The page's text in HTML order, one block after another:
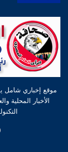
موقع إخباري شامل
الأخبار المحلية